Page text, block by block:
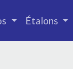
Étalons